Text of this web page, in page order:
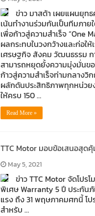
ข่าว มาสด้า เผยแผนยุท
เน้นทำงานร่วมกันเป็นทีมภาย
เพื่อก้าวสู่ความสำเร็จ “One
ผลกระทบในวงกว้างและก่อใ
เศรษฐกิจ สังคม วัฒนธรรม
สามารถหยุดยั้งความมุ่งมั่นขอ
ก้าวสู่ความสำเร็จท่ามกลางวิ
ผลักดันประสิทธิภาพทุกหน่วย
ให้ครบ 150 …
Read More »
TTC Motor มอบข้อเสนอสุด
May 5, 2021
ข่าว TTC Motor จัดโปร
พิเศษ Warranty 5 ปี ประกัน
แรง ถึง 31 พฤษภาคมศกนี้ โป
สำหรับ …